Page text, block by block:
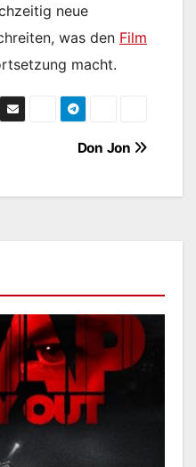
neue
was den Film
macht.
Don Jon